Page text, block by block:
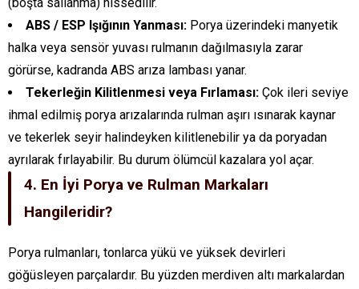
(boşta sallanma) hissedilir.
ABS / ESP Işığının Yanması: Porya üzerindeki manyetik
halka veya sensör yuvası rulmanın dağılmasıyla zarar
görürse, kadranda ABS arıza lambası yanar.
Tekerleğin Kilitlenmesi veya Fırlaması: Çok ileri seviye
ihmal edilmiş porya arızalarında rulman aşırı ısınarak kaynar
ve tekerlek seyir halindeyken kilitlenebilir ya da poryadan
ayrılarak fırlayabilir. Bu durum ölümcül kazalara yol açar.
4. En İyi Porya ve Rulman Markaları
Hangileridir?
Porya rulmanları, tonlarca yükü ve yüksek devirleri
göğüsleyen parçalardır. Bu yüzden merdiven altı markalardan